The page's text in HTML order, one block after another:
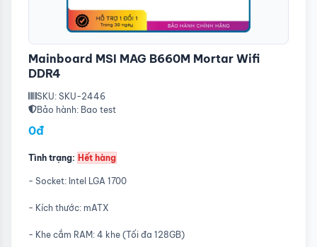
Mainboard MSI MAG B660M Mortar Wifi
DDR4
SKU: SKU-2446
Bảo hành: Bao test
0đ
Tình trạng: Hết hàng
- Socket: Intel LGA 1700
- Kích thước: mATX
- Khe cắm RAM: 4 khe (Tối đa 128GB)